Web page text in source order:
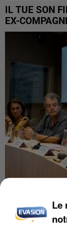
IL TUE SON
EX-
INCENDIES :
DE
Le